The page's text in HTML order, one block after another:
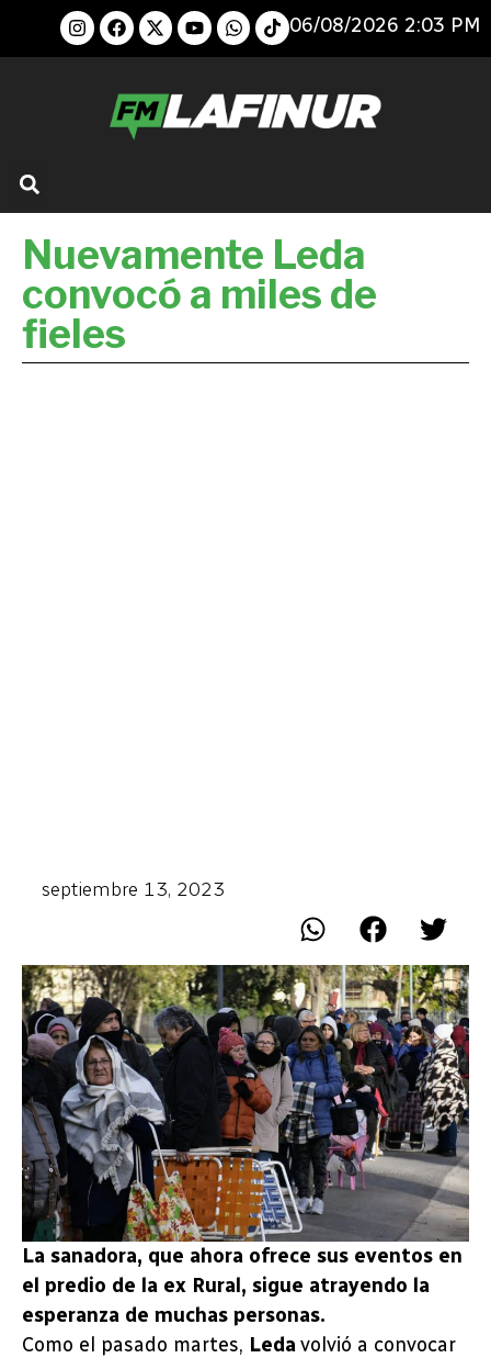
06/08/2026 2:03 PM
Nuevamente Leda
convocó a miles de
fieles
septiembre 13, 2023
La sanadora, que ahora ofrece sus eventos en
el predio de la ex Rural, sigue atrayendo la
esperanza de muchas personas.
Como el pasado martes, Ledavolvió a convocar